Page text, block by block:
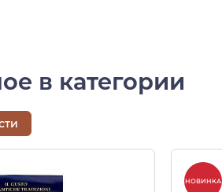
в категории
НОВИНКА